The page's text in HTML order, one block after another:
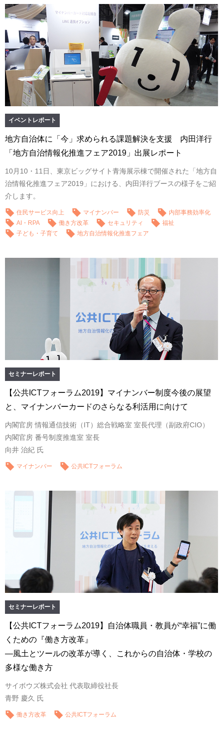
イベントレポート
地方自治体に「今」求められる課題解決を支援 内田洋行
「地方自治情報化推進フェア2019」出展レポート
10月10・11日、東京ビッグサイト青海展示棟で開催された「地方自
治情報化推進フェア2019」における、内田洋行ブースの様子をご紹
介します。
住民サービス向上 マイナンバー 防災
内部事務効率化
AI・RPA
働き方改革 セキュリティ
福祉
子ども・子育て
地方自治情報化推進フェア
セミナーレポート
【公共ICTフォーラム2019】マイナンバー制度今後の展望
と、マイナンバーカードのさらなる利活用に向けて
内閣官房 情報通信技術（IT）総合戦略室 室長代理（副政府CIO）
内閣官房 番号制度推進室 室長
向井 治紀 氏
マイナンバー 公共ICTフォーラム
セミナーレポート
【公共ICTフォーラム2019】自治体職員・教員が“幸福”に働
くための『働き方改革』
―風土とツールの改革が導く、これからの自治体・学校の
多様な働き方
サイボウズ株式会社 代表取締役社長
青野 慶久 氏
働き方改革 公共ICTフォーラム